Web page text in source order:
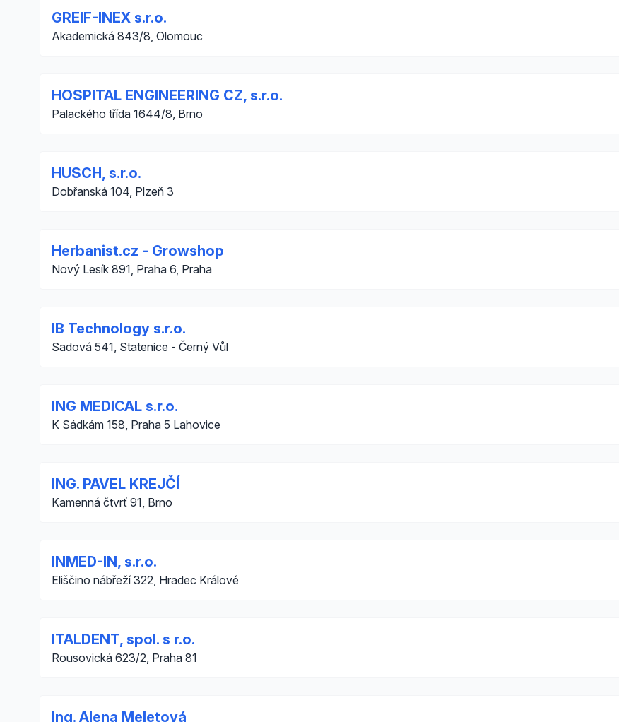
GREIF-INEX s.r.o.
Akademická 843/8, Olomouc
HOSPITAL ENGINEERING CZ, s.r.o.
Palackého třída 1644/8, Brno
HUSCH, s.r.o.
Dobřanská 104, Plzeň 3
Herbanist.cz - Growshop
Nový Lesík 891, Praha 6, Praha
IB Technology s.r.o.
Sadová 541, Statenice - Černý Vůl
ING MEDICAL s.r.o.
K Sádkám 158, Praha 5 Lahovice
ING. PAVEL KREJČÍ
Kamenná čtvrť 91, Brno
INMED-IN, s.r.o.
Eliščino nábřeží 322, Hradec Králové
ITALDENT, spol. s r.o.
Rousovická 623/2, Praha 81
Ing. Alena Meletová